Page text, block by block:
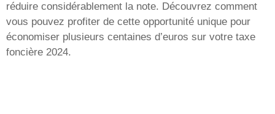
réduire considérablement la note. Découvrez comment
vous pouvez profiter de cette opportunité unique pour
économiser plusieurs centaines d’euros sur votre taxe
foncière 2024.